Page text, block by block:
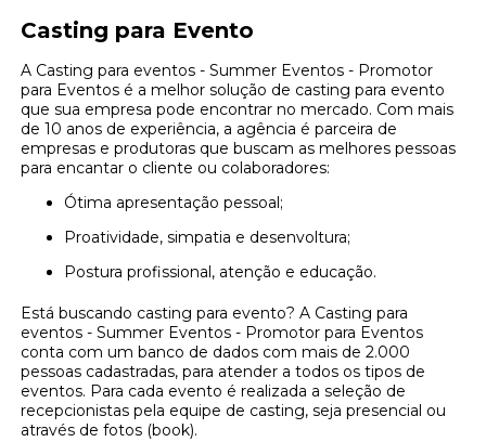
Casting para Evento
A Casting para eventos - Summer Eventos - Promotor
para Eventos é a melhor solução de casting para evento
que sua empresa pode encontrar no mercado. Com mais
de 10 anos de experiência, a agência é parceira de
empresas e produtoras que buscam as melhores pessoas
para encantar o cliente ou colaboradores:
Ótima apresentação pessoal;
Proatividade, simpatia e desenvoltura;
Postura profissional, atenção e educação.
Está buscando casting para evento? A Casting para
eventos - Summer Eventos - Promotor para Eventos
conta com um banco de dados com mais de 2.000
pessoas cadastradas, para atender a todos os tipos de
eventos. Para cada evento é realizada a seleção de
recepcionistas pela equipe de casting, seja presencial ou
através de fotos (book).